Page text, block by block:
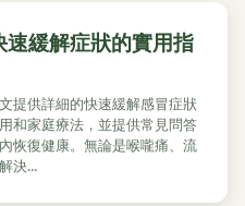
緩解症狀的實用指
提供詳細的快速緩解感冒症狀
和家庭療法，並提供常見問答
恢復健康。無論是喉嚨痛、流
決...